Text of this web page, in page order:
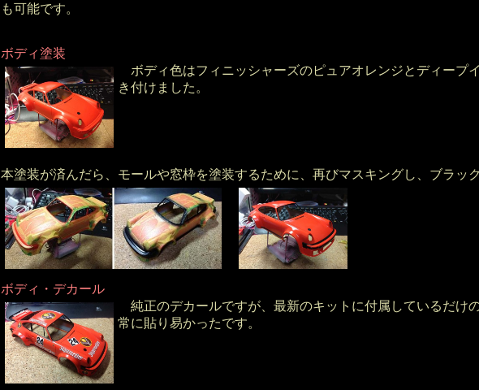
も可能です。
ボディ塗装
ボディ色はフィニッシャーズのピュアオレンジとディープ
き付けました。
本塗装が済んだら、モールや窓枠を塗装するために、再びマスキングし、ブラッ
ボディ・デカール
純正のデカールですが、最新のキットに付属しているだけ
常に貼り易かったです。